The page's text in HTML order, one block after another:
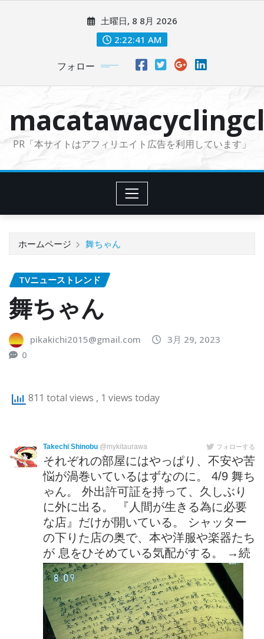
に
土曜日, 8 8月 2026
2:22:42 AM
フォロー
PR「本サイトはアフィリエイト広告を利用しています」
ホームページ 舞ちゃん
TVニューストレンド
舞ちゃん
pikakichi2015@gmail.com
3月 29, 2023
0
811 total views , 1 views today
Takechi Shinobu @mykitaurawa フォローする
それぞれの部屋にはやっぱり、不安や苦
悩が渦巻いているはずなのに。 4/9 舞ち
ゃん。 外出許可証を持って、久しぶり
に外に出る。 『人間が生きる為に必要
な店』だけが開いている。 シャッター
の下りた店の奥で、本や洋服や楽器たち
が 息をひそめている気配がする。 →続